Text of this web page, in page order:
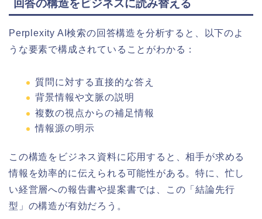
回答の構造をビジネスに読み替える
Perplexity AI検索の回答構造を分析すると、以下のよ
うな要素で構成されていることがわかる：
質問に対する直接的な答え
背景情報や文脈の説明
複数の視点からの補足情報
情報源の明示
この構造をビジネス資料に応用すると、相手が求める
情報を効率的に伝えられる可能性がある。特に、忙し
い経営層への報告書や提案書では、この「結論先行
型」の構造が有効だろう。